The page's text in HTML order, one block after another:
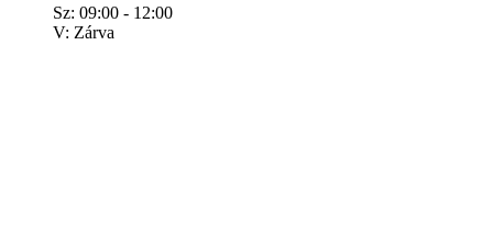
Sz: 09:00 - 12:00
V: Zárva